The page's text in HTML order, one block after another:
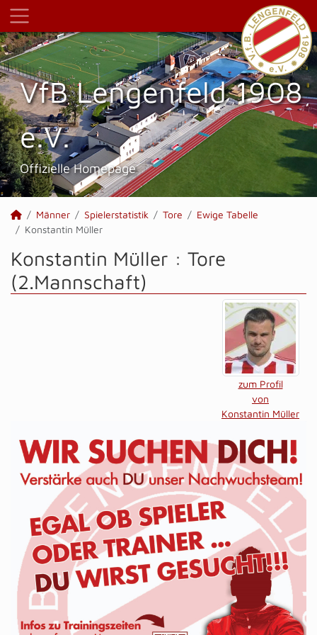
VfB Lengenfeld 1908
e.V.
Offizielle Homepage
Männer Spielerstatistik Tore
Ewige Tabelle
Konstantin Müller
Konstantin Müller : Tore
(2.Mannschaft)
zum Profil
von
Konstantin Müller